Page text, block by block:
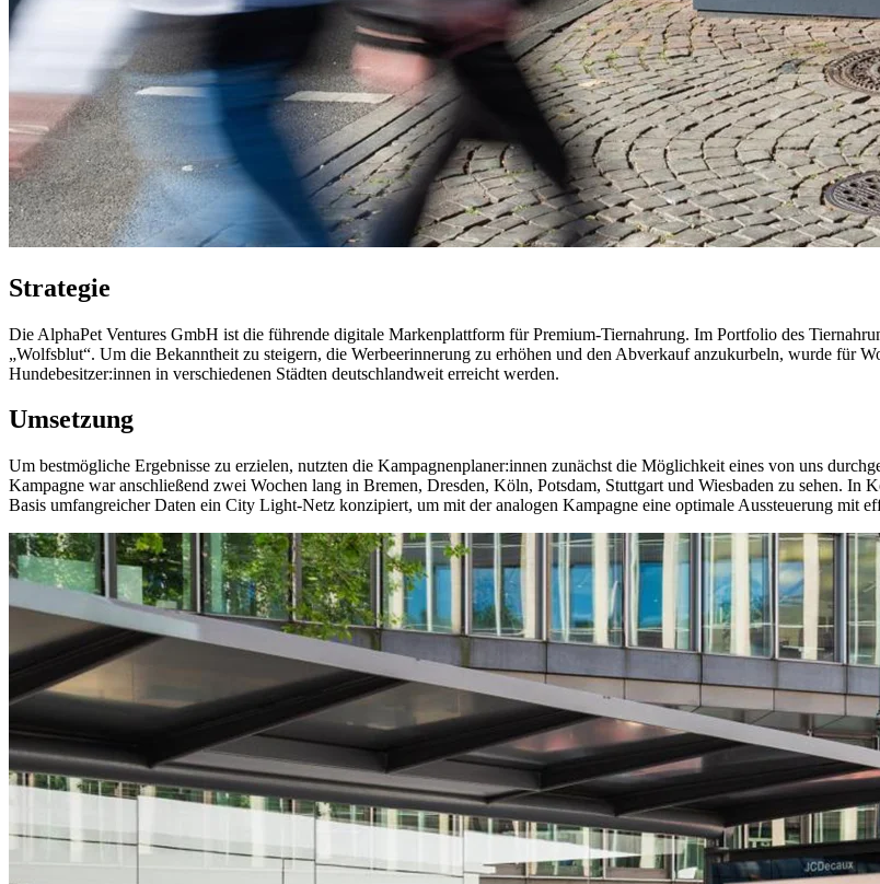
Strategie
Die AlphaPet Ventures GmbH ist die führende digitale Markenplattform für Premium-Tiernahrung. Im Portfolio des
„Wolfsblut“. Um die Bekanntheit zu steigern, die Werbeerinnerung zu erhöhen und den Abverkauf anzukurbeln, wurde für
Hundebesitzer:innen in verschiedenen Städten deutschlandweit erreicht werden.
Umsetzung
Um bestmögliche Ergebnisse zu erzielen, nutzten die Kampagnenplaner:innen zunächst die Möglichkeit eines von uns
Kampagne war anschließend zwei Wochen lang in Bremen, Dresden, Köln, Potsdam, Stuttgart und Wiesbaden zu sehen.
Basis umfangreicher Daten ein City Light-Netz konzipiert, um mit der analogen Kampagne eine optimale Aussteuerung mit